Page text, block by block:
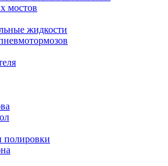
мостов
жидкости
полировки